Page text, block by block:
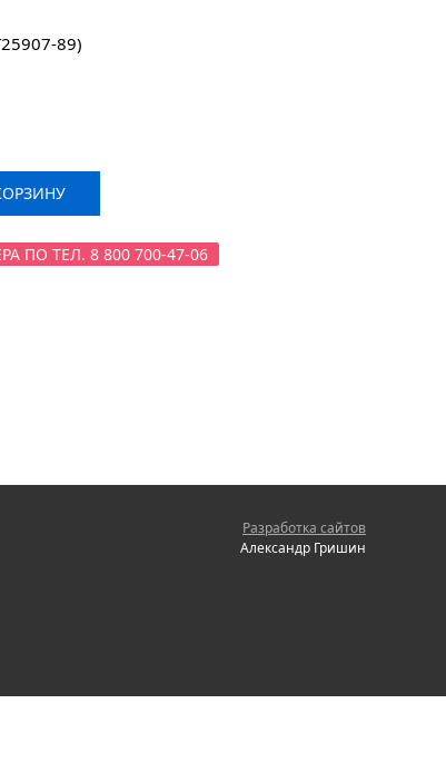
89)
ПО ТЕЛ. 8 800 700-47-06
Разработка сайтов
Александр Гришин